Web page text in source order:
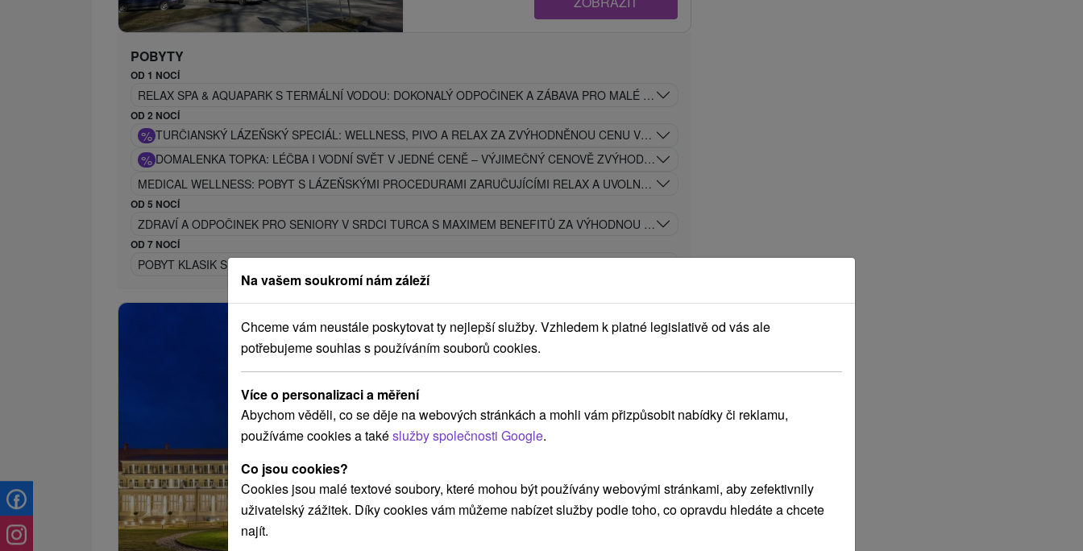
POBYTY
OD 1 NOCÍ
RELAX SPA & AQUAPARK S TERMÁLNÍ VODOU: DOKONALÝ ODPOČINEK A ZÁBAVA PRO MALÉ I VELKÉ
OD 2 NOCÍ
% TURČIANSKÝ LÁZEŇSKÝ SPECIÁL: WELLNESS, PIVO A RELAX ZA ZVÝHODNĚNOU CENU VE VYBRANÝCH TERMÍNECH
% DOMALENKA TOPKA: LÉČBA I VODNÍ SVĚT V JEDNÉ CENĚ – VÝJIMEČNÝ CENOVĚ ZVÝHODNĚNÝ LÁZEŇSKÝ BALÍK
MEDICAL WELLNESS: POBYT S LÁZEŇSKÝMI PROCEDURAMI ZARUČUJÍCÍMI RELAX A UVOLNĚNÍ CELÉHO TĚLA
OD 5 NOCÍ
ZDRAVÍ A ODPOČINEK PRO SENIORY V SRDCI TURCA S MAXIMEM BENEFITŮ ZA VÝHODNOU CENU
OD 7 NOCÍ
POBYT KLASIK S LÉČEBNÝMI PROCEDURAMI A VSTUPEM SPA & AQUAPARKU: KOMPLEXNÍ LÁZEŇSKÁ PÉČE
Léčebný hotel Royal Palace★★★ ★★
Turčianske Teplice
Léčebný hotel Royal Palace ***** je
nejluxusnějším ubytováním v lázních Turčianske
Na vašem soukromí nám záleží
Chceme vám neustále poskytovat ty nejlepší služby. Vzhledem k platné legislativě od vás ale
potřebujeme souhlas s používáním souborů cookies.
Více o personalizaci a měření
Abychom věděli, co se děje na webových stránkách a mohli vám přizpůsobit nabídky či reklamu,
používáme cookies a takéslužby společnosti Google.
Co jsou cookies?
Cookies jsou malé textové soubory, které mohou být používány webovými stránkami, aby zefektivnily
uživatelský zážitek. Díky cookies vám můžeme nabízet služby podle toho, co opravdu hledáte a chcete
najít.